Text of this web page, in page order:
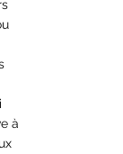
à